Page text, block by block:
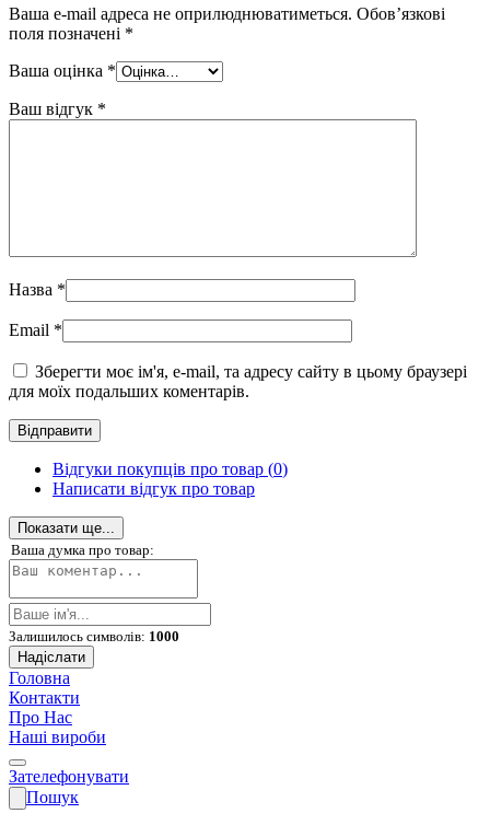
Ваша e-mail адреса не оприлюднюватиметься. Обов’язкові
поля позначені *
Ваша оцінка *
Ваш відгук *
Назва *
Email *
Зберегти моє ім'я, e-mail, та адресу сайту в цьому браузері
для моїх подальших коментарів.
Відгуки покупців про товар (0)
Написати відгук про товар
Показати ще...
Ваша думка про товар:
Залишилось символів: 1000
Надіслати
Головна
Контакти
Про Нас
Наші вироби
Зателефонувати
Пошук